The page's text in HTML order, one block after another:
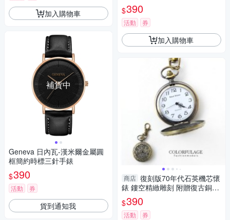
加入購物車
補貨中
Geneva 日內瓦-漢米爾金屬圓
框簡約時標三針手錶
$390
活動 券
貨到通知我
$390
活動 券
加入購物車
商店 復刻版70年代石英機芯懷
錶 鏤空精緻雕刻 附贈復古銅長
鍊子【NE1176】單支
$390
活動 券